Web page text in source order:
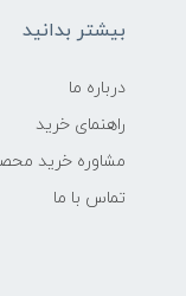
بیشتر بدانید
درباره ما
راهنمای خرید
مشاوره خرید
تماس با ما